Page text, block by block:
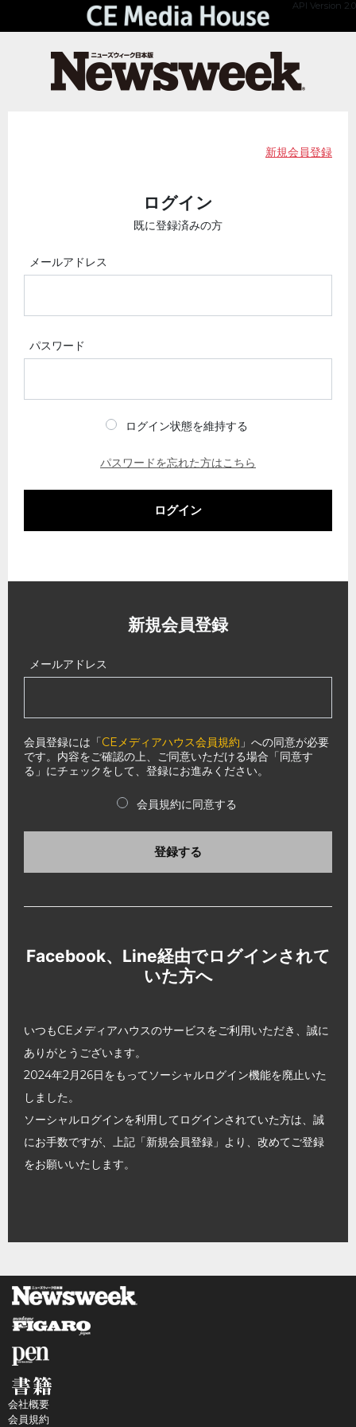
API Version 2.0
新規会員登録
ログイン
既に登録済みの方
メールアドレス
パスワード
ログイン状態を維持する
パスワードを忘れた方はこちら
ログイン
新規会員登録
メールアドレス
会員登録には「CEメディアハウス会員規約 」への同意が必要
です。内容をご確認の上、ご同意いただける場合「同意す
る」にチェックをして、登録にお進みください。
会員規約に同意する
登録する
Facebook、Line経由でログインされて
いた方へ
いつもCEメディアハウスのサービスをご利用いただき、誠に
ありがとうございます。
2024年2月26日をもってソーシャルログイン機能を廃止いた
しました。
ソーシャルログインを利用してログインされていた方は、誠
にお手数ですが、上記「新規会員登録」より、改めてご登録
をお願いいたします。
会社概要
会員規約